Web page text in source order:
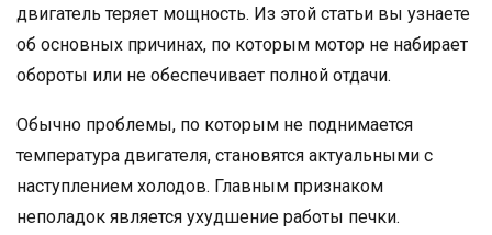
двигатель теряет мощность. Из этой статьи вы узнаете
об основных причинах, по которым мотор не набирает
обороты или не обеспечивает полной отдачи.
Обычно проблемы, по которым не поднимается
температура двигателя, становятся актуальными с
наступлением холодов. Главным признаком
неполадок является ухудшение работы печки.